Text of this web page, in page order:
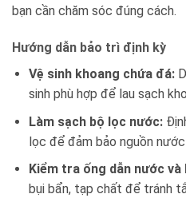
bạn cần chăm sóc đúng cách.
Hướng dẫn bảo trì định kỳ
Vệ sinh khoang chứa đá:
sinh phù hợp để lau sạch
Làm sạch bộ lọc nước:
lọc để đảm bảo nguồn
Kiểm tra ống dẫn nước
bụi bẩn, tạp chất để tránh